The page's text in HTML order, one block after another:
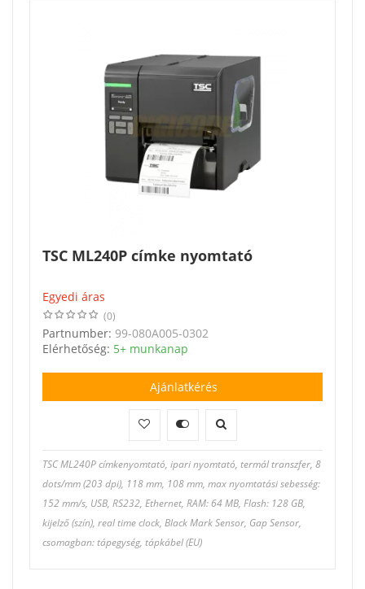
TSC ML240P címke nyomtató
Egyedi áras
(0)
Partnumber: 99-080A005-0302
Elérhetőség: 5+ munkanap
Ajánlatkérés
TSC ML240P címkenyomtató, ipari nyomtató, termál transzfer, 8
dots/mm (203 dpi), 118 mm, 108 mm, max nyomtatási sebesség:
152 mm/s, USB, RS232, Ethernet, RAM: 64 MB, Flash: 128 GB,
kijelző (szín), real time clock, Black Mark Sensor, Gap Sensor,
csomagban: tápegység, tápkábel (EU)